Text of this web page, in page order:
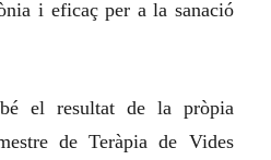
i eficaç per a la sanació
el resultat de la pròpia
de Teràpia de Vides